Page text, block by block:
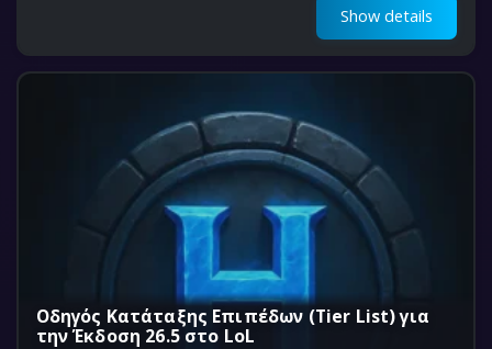
Show details
Οδηγός Κατάταξης Επιπέδων (Tier List) για
την Έκδοση 26.5 στο LoL